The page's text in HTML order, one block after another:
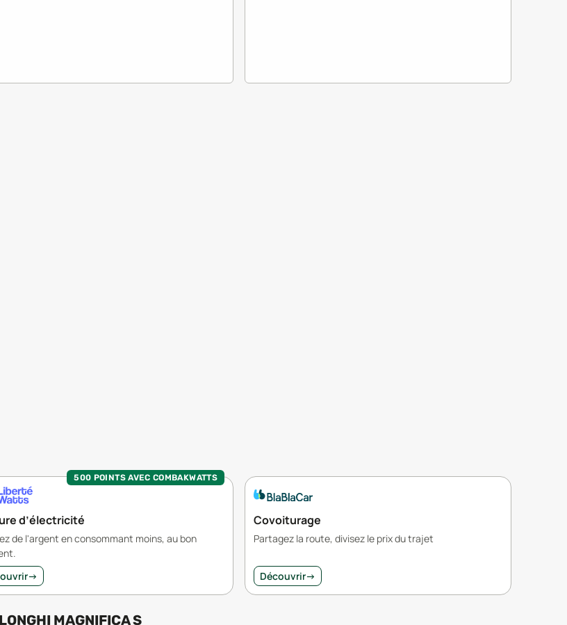
500 POINTS AVEC COMBAKWATTS
d’électricité
de l'argent en consommant moins, au bon
→
Covoiturage
Partagez la route, divisez le prix du trajet
Découvrir→
MAGNIFICA S